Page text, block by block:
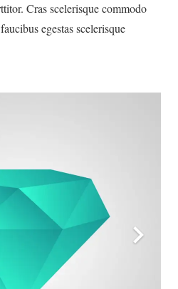
Cras scelerisque commodo
egestas scelerisque